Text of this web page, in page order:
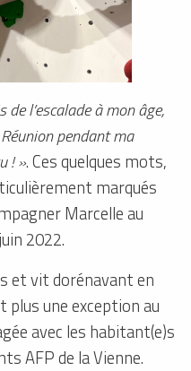
l’escalade à mon âge,
pendant ma
! ». Ces quelques mots,
marqués
Marcelle au
2022.
et vit dorénavant en
plus une exception au
avec les habitant(e)s
AFP de la Vienne.